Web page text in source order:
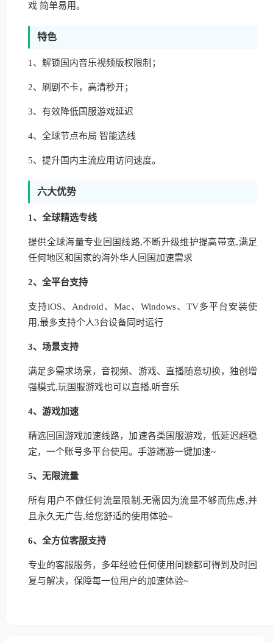
戏 简单易用。
特色
1、解锁国内音乐视频版权限制；
2、刷剧不卡，高清秒开；
3、有效降低国服游戏延迟
4、全球节点布局 智能选线
5、提升国内主流应用访问速度。
六大优势
1、全球精选专线
提供全球海量专业回国线路,不断升级维护提高带宽,满足
任何地区和国家的海外华人回国加速需求
2、全平台支持
支持iOS、Android、Mac、Windows、TV多平台安装使
用,最多支持个人3台设备同时运行
3、场景支持
满足多需求场景，音视频、游戏、直播随意切换，独创增
强模式,玩国服游戏也可以直播,听音乐
4、游戏加速
精选回国游戏加速线路，加速各类国服游戏，低延迟超稳
定，一个账号多平台使用。手游端游一键加速~
5、无限流量
所有用户不做任何流量限制,无需因为流量不够而焦虑,并
且永久无广告,给您舒适的使用体验~
6、全方位客服支持
专业的客服服务，多年经验任何使用问题都可得到及时回
复与解决，保障每一位用户的加速体验~